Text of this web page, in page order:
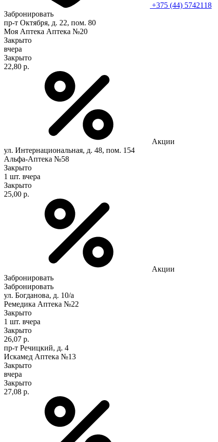
+375 (44) 5742118
Забронировать
пр-т Октября, д. 22, пом. 80
Моя Аптека Аптека №20
Закрыто
вчера
Закрыто
22,80 р.
Акции
ул. Интернациональная, д. 48, пом. 154
Альфа-Аптека №58
Закрыто
1 шт. вчера
Закрыто
25,00 р.
Акции
Забронировать
Забронировать
ул. Богданова, д. 10/а
Ремедика Аптека №22
Закрыто
1 шт. вчера
Закрыто
26,07 р.
пр-т Речицкий, д. 4
Искамед Аптека №13
Закрыто
вчера
Закрыто
27,08 р.